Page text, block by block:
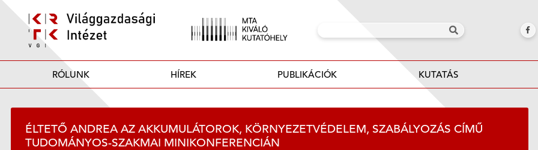
RÓLUNK HÍREK PUBLIKÁCIÓK KUTATÁS
ÉLTETŐ ANDREA AZ AKKUMULÁTOROK, KÖRNYEZETVÉDELEM, SZABÁLYOZÁS CÍMŰ
TUDOMÁNYOS-SZAKMAI MINIKONFERENCIÁN